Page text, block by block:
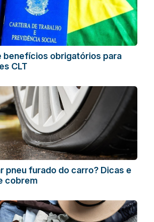
benefícios obrigatórios para
CLT
pneu furado do carro? Dicas e
cobrem